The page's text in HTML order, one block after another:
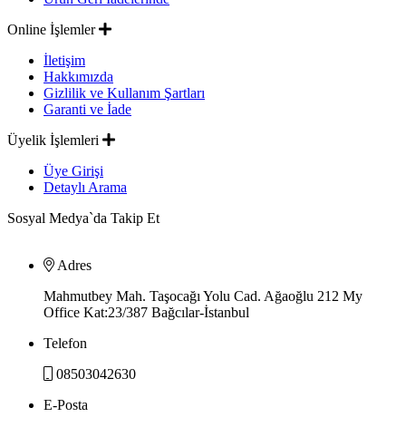
Online İşlemler
İletişim
Hakkımızda
Gizlilik ve Kullanım Şartları
Garanti ve İade
Üyelik İşlemleri
Üye Girişi
Detaylı Arama
Sosyal Medya`da Takip Et
Adres
Mahmutbey Mah. Taşocağı Yolu Cad. Ağaoğlu 212 My
Office Kat:23/387 Bağcılar-İstanbul
Telefon
08503042630
E-Posta